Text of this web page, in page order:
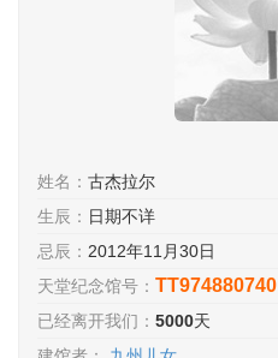
姓名： 古杰拉尔
生辰： 日期不详
忌辰： 2012年11月30日
天堂纪念馆号： TT974880740
已经离开我们： 5000天